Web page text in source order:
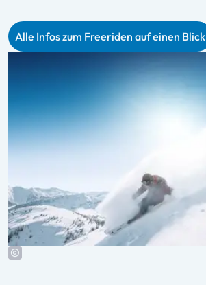
Alle Infos zum Freeriden auf einen Blick